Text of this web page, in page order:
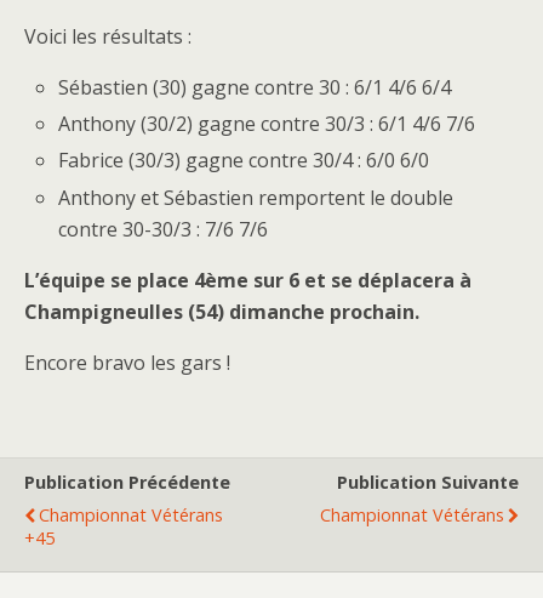
Voici les résultats :
Sébastien (30) gagne contre 30 : 6/1 4/6 6/4
Anthony (30/2) gagne contre 30/3 : 6/1 4/6 7/6
Fabrice (30/3) gagne contre 30/4 : 6/0 6/0
Anthony et Sébastien remportent le double
contre 30-30/3 : 7/6 7/6
L’équipe se place 4ème sur 6 et se déplacera à
Champigneulles (54) dimanche prochain.
Encore bravo les gars !
Publication Précédente
Championnat Vétérans
+45
Publication Suivante
Championnat Vétérans